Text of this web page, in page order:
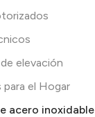
elevación
para el Hogar
acero inoxidable